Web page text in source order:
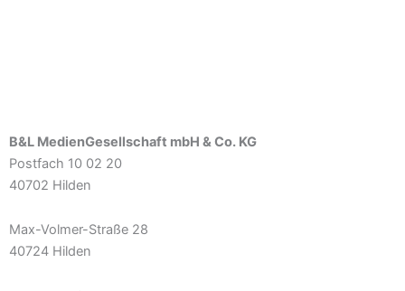
B&L MedienGesellschaft mbH & Co. KG
Postfach 10 02 20
40702 Hilden
Max-Volmer-Straße 28
40724 Hilden